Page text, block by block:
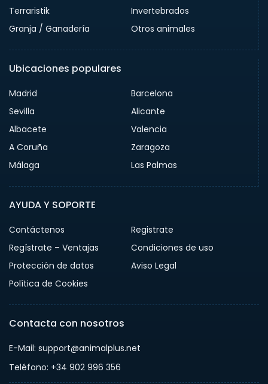
Terraristik
Invertebrados
Granja / Ganadería
Otros animales
Ubicaciones populares
Madrid
Barcelona
Sevilla
Alicante
Albacete
Valencia
A Coruña
Zaragoza
Málaga
Las Palmas
AYUDA Y SOPORTE
Contáctenos
Registrate
Regístrate – Ventajas
Condiciones de uso
Protección de datos
Aviso Legal
Política de Cookies
Contacta con nosotros
E-Mail: support@animalplus.net
Teléfono: +34 902 996 356